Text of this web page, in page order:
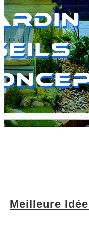
Meilleure